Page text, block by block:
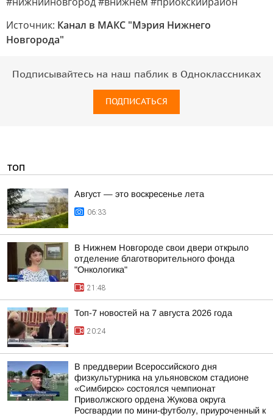
Источник: Канал в МАКС "Мэрия Нижнего
Новгорода"
Подписывайтесь на наш паблик в Одноклассниках
ПОДПИСАТЬСЯ
ТОП
Август — это воскресенье лета
06:33
В Нижнем Новгороде свои двери открыло
отделение благотворительного фонда
"Онкологика"
21:48
Топ-7 новостей на 7 августа 2026 года
20:24
В преддверии Всероссийского дня
физкультурника на ульяновском стадионе
«Симбирск» состоялся чемпионат
Приволжского ордена Жукова округа
Росгвардии по мини-футболу, приуроченный к